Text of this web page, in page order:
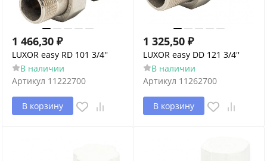
1 466,30 ₽
LUXOR easy RD 101 3/4''
В наличии
Артикул 11222700
В корзину
1 325,50 ₽
LUXOR easy DD 121 3/4''
В наличии
Артикул 11262700
В корзину